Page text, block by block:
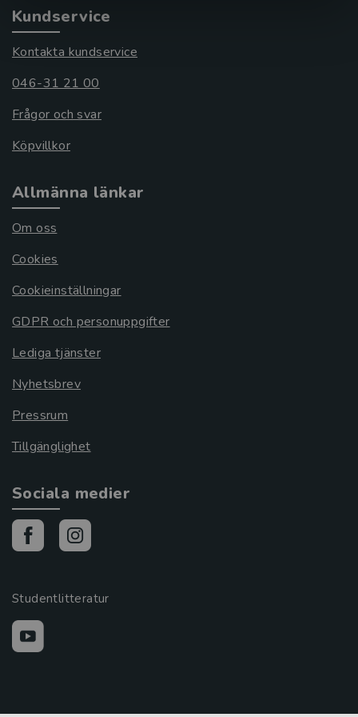
Kundservice
Kontakta kundservice
046-31 21 00
Frågor och svar
Köpvillkor
Allmänna länkar
Om oss
Cookies
Cookieinställningar
GDPR och personuppgifter
Lediga tjänster
Nyhetsbrev
Pressrum
Tillgänglighet
Sociala medier
Studentlitteratur